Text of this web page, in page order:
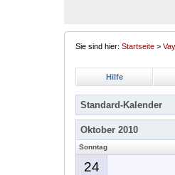
Sie sind hier: Startseite >
Hilfe
Standard-Kalender
Oktober 2010
Sonntag
24